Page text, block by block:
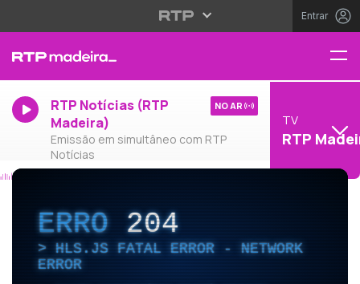
Entrar
RTP Notícias (RTP
Madeira)
Emissão em simultâneo com RTP
Notícias
NO AR
TV
RTP
ERRO204
HLS.JS FATAL ERROR - NETWORK
ERROR